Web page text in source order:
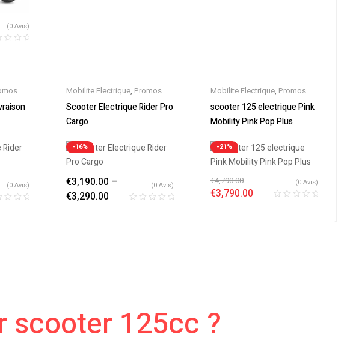
(0 Avis)
&
,
(0 Avis)
Mobilite Electrique, Promos &
Soldes,Scooter 125cc,
Scooter 50cc
Scooter Electrique Rider Pro
Cargo
-16%
€3,190.00 –
€3,290.00
(0 Avis)
Mobilite Electrique, Promos &
Soldes,Scooter 125cc,
Scooter Electrique ,Scooters
scooter 125 electrique Pink
Mobility Pink Pop Plus
-21%
€4,790.00
€3,790.00
(0 Avis)
scooter 125cc ?